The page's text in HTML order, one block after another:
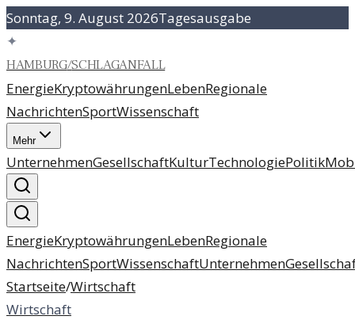
Sonntag, 9. August 2026Tagesausgabe
✦
HAMBURG/SCHLAGANFALL
EnergieKryptowährungenLebenRegionale
NachrichtenSportWissenschaft
Mehr
UnternehmenGesellschaftKulturTechnologiePolitik
EnergieKryptowährungenLebenRegionale
NachrichtenSportWissenschaftUnternehmen
Startseite/Wirtschaft
Wirtschaft